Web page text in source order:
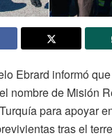
Ebrard informó
nombre de Misión
para apoyar
tras el